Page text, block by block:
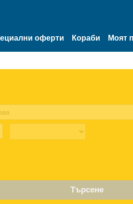
оферти Кораби Моят
Търсене